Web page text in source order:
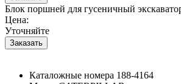
Блок поршней для гусеничный
Цена:
Уточняйте
Каталожные номера 188-4164